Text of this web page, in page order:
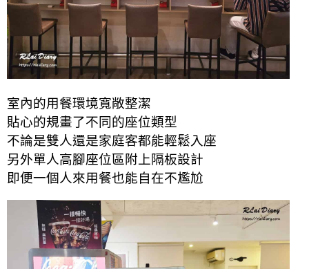
室內的用餐環境寬敞整潔
貼心的規畫了不同的座位類型
不論是雙人還是家庭客都能輕鬆入座
另外單人高腳座位區附上隔板設計
即便一個人來用餐也能自在不尷尬